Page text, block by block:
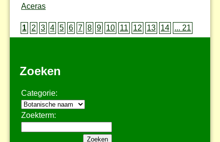
Aceras
1 2 3 4 5 6 7 8 9 10 11 12 13 14 ... 21
Zoeken
Categorie:
Zoekterm: